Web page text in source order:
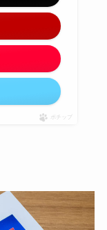
ポチップ